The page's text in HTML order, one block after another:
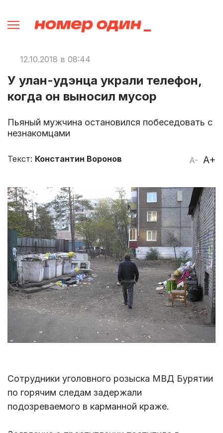
12.10.2018 в 08:44
У улан-удэнца украли телефон,
когда он выносил мусор
Пьяный мужчина остановился побеседовать с
незнакомцами
A- A+
Текст: Константин Воронов
Сотрудники уголовного розыска МВД Бурятии
по горячим следам задержали
подозреваемого в карманной краже.